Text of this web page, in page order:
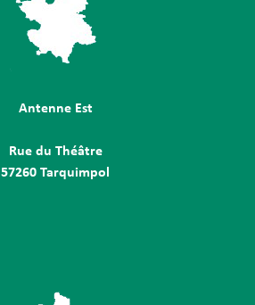
Antenne Est
Rue du Théâtre
57260 Tarquimpol